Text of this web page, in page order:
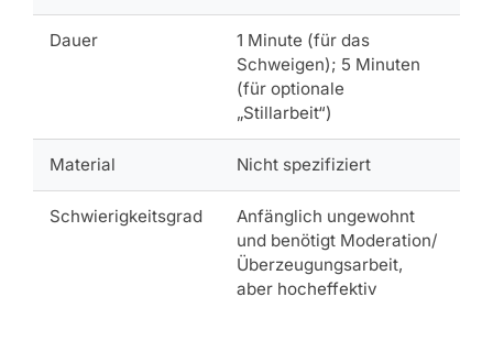
Dauer
1 Minute (für das
Schweigen); 5 Minuten
(für optionale
„Stillarbeit“)
Material Nicht spezifiziert
Schwierigkeitsgrad
Anfänglich ungewohnt
und benötigt Moderation/
Überzeugungsarbeit,
aber hocheffektiv